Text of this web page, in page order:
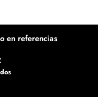
en referencias